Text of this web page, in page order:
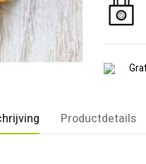
Productdetails